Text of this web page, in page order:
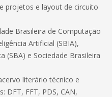
projetos e layout de circuito
Brasileira de Computação
Artificial (SBIA),
(SBA) e Sociedade Brasileira
literário técnico e
DFT, FFT, PDS, CAN,